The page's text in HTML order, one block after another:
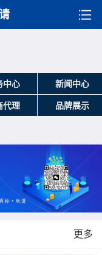
中心 新闻中心
代理 品牌展示
更多